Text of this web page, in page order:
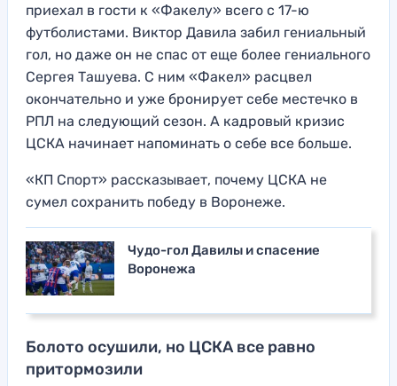
приехал в гости к «Факелу» всего с 17-ю
футболистами. Виктор Давила забил гениальный
гол, но даже он не спас от еще более гениального
Сергея Ташуева. С ним «Факел» расцвел
окончательно и уже бронирует себе местечко в
РПЛ на следующий сезон. А кадровый кризис
ЦСКА начинает напоминать о себе все больше.
«КП Спорт» рассказывает, почему ЦСКА не
сумел сохранить победу в Воронеже.
Чудо-гол Давилы и спасение
Воронежа
Болото осушили, но ЦСКА все равно
притормозили